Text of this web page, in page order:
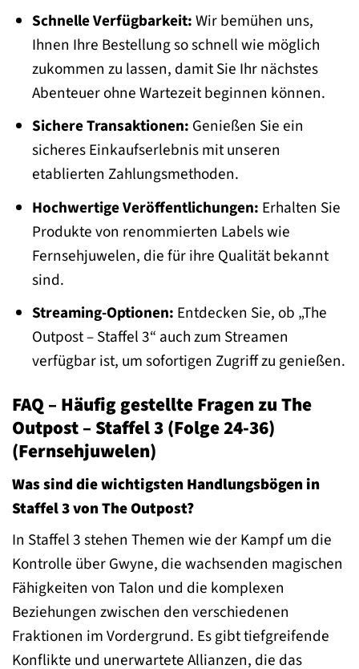
Schnelle Verfügbarkeit:Wir bemühen uns,
Ihnen Ihre Bestellung so schnell wie möglich
zukommen zu lassen, damit Sie Ihr nächstes
Abenteuer ohne Wartezeit beginnen können.
Sichere Transaktionen: Genießen Sie ein
sicheres Einkaufserlebnis mit unseren
etablierten Zahlungsmethoden.
Hochwertige Veröffentlichungen: Erhalten Sie
Produkte von renommierten Labels wie
Fernsehjuwelen, die für ihre Qualität bekannt
sind.
Streaming-Optionen: Entdecken Sie, ob „The
Outpost – Staffel 3“ auch zum Streamen
verfügbar ist, um sofortigen Zugriff zu genießen.
FAQ – Häufig gestellte Fragen zu The
Outpost – Staffel 3 (Folge 24-36)
(Fernsehjuwelen)
Was sind die wichtigsten Handlungsbögen in
Staffel 3 von The Outpost?
In Staffel 3 stehen Themen wie der Kampf um die
Kontrolle über Gwyne, die wachsenden magischen
Fähigkeiten von Talon und die komplexen
Beziehungen zwischen den verschiedenen
Fraktionen im Vordergrund. Es gibt tiefgreifende
Konflikte und unerwartete Allianzen, die das